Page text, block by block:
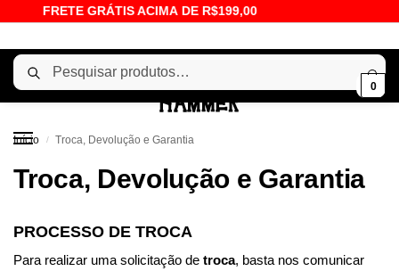
FRETE GRÁTIS ACIMA DE R$199,00
0
Início / Troca, Devolução e Garantia
Troca, Devolução e Garantia
PROCESSO DE TROCA
Para realizar uma solicitação de troca, basta nos comunicar